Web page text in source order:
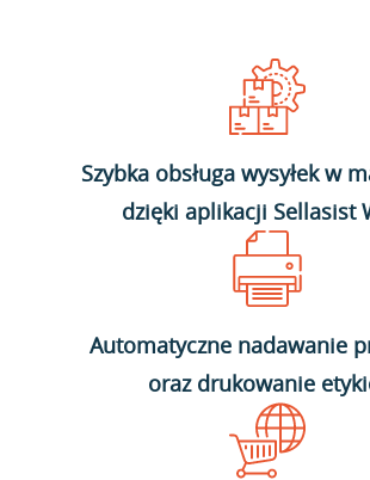
Szybka obsługa wysyłek w
dzięki aplikacji Sellasist
Automatyczne nadawanie
oraz drukowanie